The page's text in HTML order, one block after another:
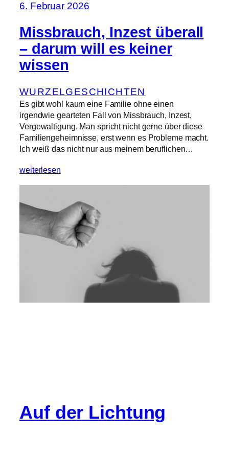
6. Februar 2026
Missbrauch, Inzest überall
– darum will es keiner
wissen
WURZELGESCHICHTEN
Es gibt wohl kaum eine Familie ohne einen
irgendwie gearteten Fall von Missbrauch, Inzest,
Vergewaltigung. Man spricht nicht gerne über diese
Familiengeheimnisse, erst wenn es Probleme macht.
Ich weiß das nicht nur aus meinem beruflichen…
weiterlesen
Auf der Lichtung